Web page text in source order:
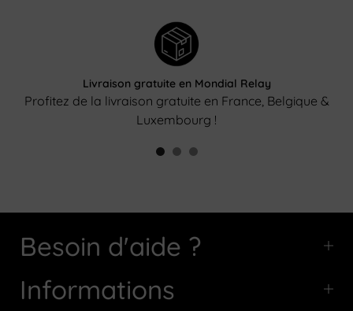
Livraison gratuite en Mondial Relay
Profitez de la livraison gratuite en France, Belgique &
Luxembourg !
Besoin d'aide ?
Informations